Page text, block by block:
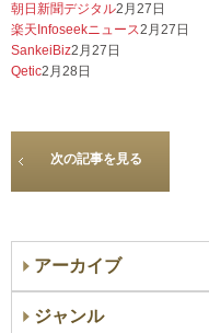
朝日新聞デジタル2月27日
楽天Infoseekニュース2月27日
SankeiBiz2月27日
Qetic2月28日
次の記事を見る
アーカイブ
ジャンル